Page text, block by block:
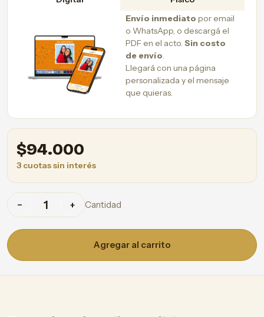
Envío inmediato por email
o WhatsApp, o descargá el
PDF en el acto. Sin costo
de envío.
Llegará con una página
personalizada y el mensaje
que quieras.
$94.000
3 cuotas sin interés
− + Cantidad
Agregar al carrito